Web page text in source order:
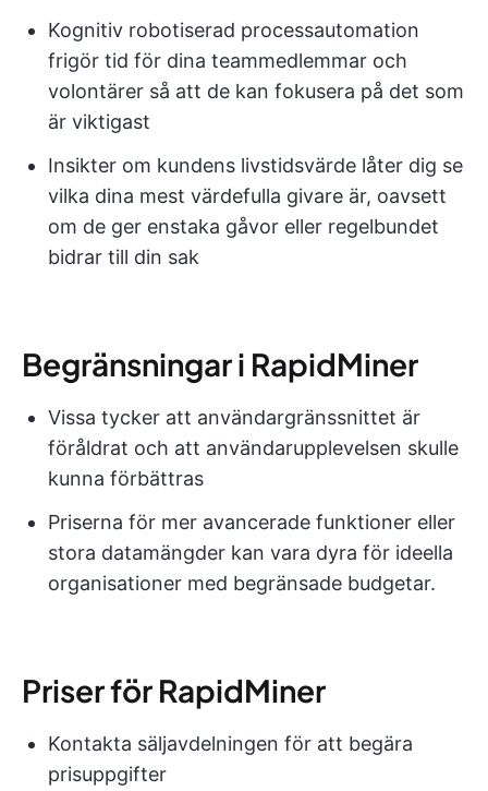
Kognitiv robotiserad processautomation
frigör tid för dina teammedlemmar och
volontärer så att de kan fokusera på det som
är viktigast
Insikter om kundens livstidsvärde låter dig se
vilka dina mest värdefulla givare är, oavsett
om de ger enstaka gåvor eller regelbundet
bidrar till din sak
Begränsningar i RapidMiner
Vissa tycker att användargränssnittet är
föråldrat och att användarupplevelsen skulle
kunna förbättras
Priserna för mer avancerade funktioner eller
stora datamängder kan vara dyra för ideella
organisationer med begränsade budgetar.
Priser för RapidMiner
Kontakta säljavdelningen för att begära
prisuppgifter